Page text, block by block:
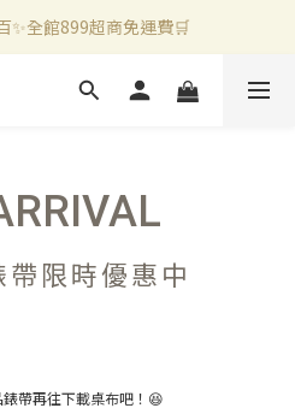
✨全館899超商免運費🛒
✨全館899超商免運費🛒
🤍加入領取50元購物金✨
限時優惠中
帶再往下載桌布吧！😆